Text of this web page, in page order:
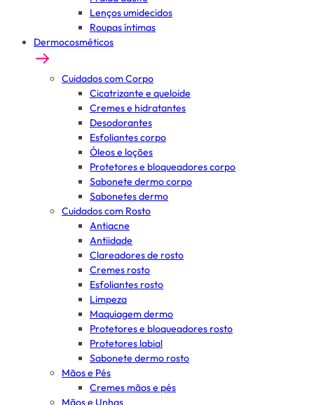
Lenços umidecidos
Roupas íntimas
Dermocosméticos
Cuidados com Corpo
Cicatrizante e queloide
Cremes e hidratantes
Desodorantes
Esfoliantes corpo
Óleos e loções
Protetores e bloqueadores corpo
Sabonete dermo corpo
Sabonetes dermo
Cuidados com Rosto
Antiacne
Antiidade
Clareadores de rosto
Cremes rosto
Esfoliantes rosto
Limpeza
Maquiagem dermo
Protetores e bloqueadores rosto
Protetores labial
Sabonete dermo rosto
Mãos e Pés
Cremes mãos e pés
Mãos e Unhas